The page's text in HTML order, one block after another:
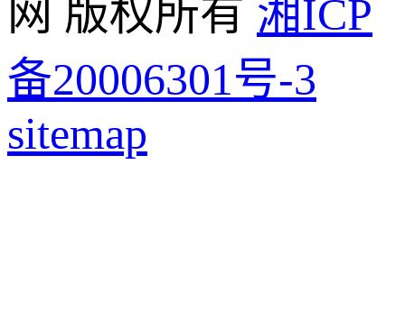
网 版权所有 湘ICP
备20006301号-3
sitemap